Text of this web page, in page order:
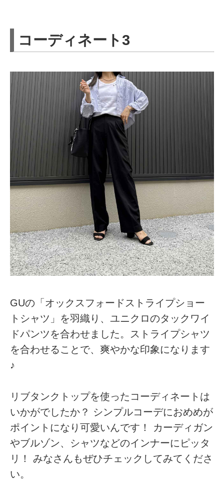
コーディネート3
GUの「オックスフォードストライプショー
トシャツ」を羽織り、ユニクロのタックワイ
ドパンツを合わせました。ストライプシャツ
を合わせることで、爽やかな印象になります
♪
リブタンクトップを使ったコーディネートは
いかがでしたか？ シンプルコーデにおめめが
ポイントになり可愛いんです！ カーディガン
やブルゾン、シャツなどのインナーにピッタ
リ！ みなさんもぜひチェックしてみてくださ
い。